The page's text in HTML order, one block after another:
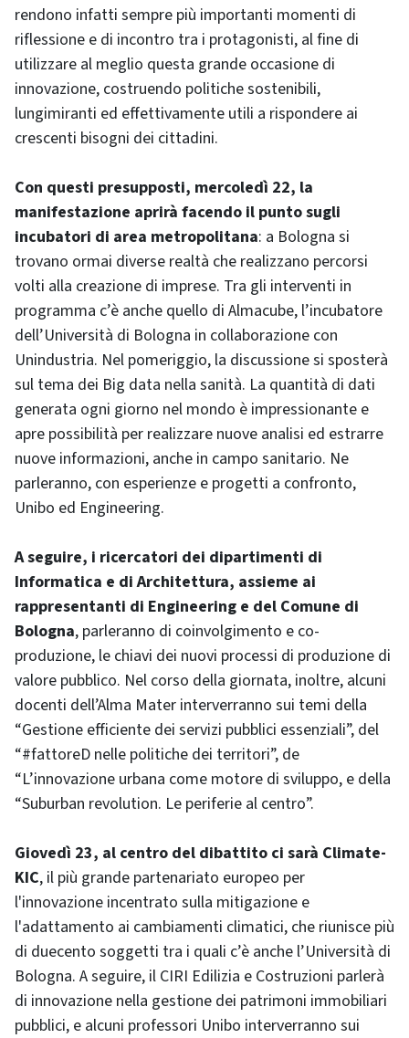
rendono infatti sempre più importanti momenti di
riflessione e di incontro tra i protagonisti, al fine di
utilizzare al meglio questa grande occasione di
innovazione, costruendo politiche sostenibili,
lungimiranti ed effettivamente utili a rispondere ai
crescenti bisogni dei cittadini.
Con questi presupposti, mercoledì 22, la
manifestazione aprirà facendo il punto sugli
incubatori di area metropolitana: a Bologna si
trovano ormai diverse realtà che realizzano percorsi
volti alla creazione di imprese. Tra gli interventi in
programma c’è anche quello di Almacube, l’incubatore
dell’Università di Bologna in collaborazione con
Unindustria. Nel pomeriggio, la discussione si sposterà
sul tema dei Big data nella sanità. La quantità di dati
generata ogni giorno nel mondo è impressionante e
apre possibilità per realizzare nuove analisi ed estrarre
nuove informazioni, anche in campo sanitario. Ne
parleranno, con esperienze e progetti a confronto,
Unibo ed Engineering.
A seguire, i ricercatori dei dipartimenti di
Informatica e di Architettura, assieme ai
rappresentanti di Engineering e del Comune di
Bologna, parleranno di coinvolgimento e co-
produzione, le chiavi dei nuovi processi di produzione di
valore pubblico. Nel corso della giornata, inoltre, alcuni
docenti dell’Alma Mater interverranno sui temi della
“Gestione efficiente dei servizi pubblici essenziali”, del
“#fattoreD nelle politiche dei territori”, de
“L’innovazione urbana come motore di sviluppo, e della
“Suburban revolution. Le periferie al centro”.
Giovedì 23, al centro del dibattito ci sarà Climate-
KIC, il più grande partenariato europeo per
l'innovazione incentrato sulla mitigazione e
l'adattamento ai cambiamenti climatici, che riunisce più
di duecento soggetti tra i quali c’è anche l’Università di
Bologna. A seguire, il CIRI Edilizia e Costruzioni parlerà
di innovazione nella gestione dei patrimoni immobiliari
pubblici, e alcuni professori Unibo interverranno sui